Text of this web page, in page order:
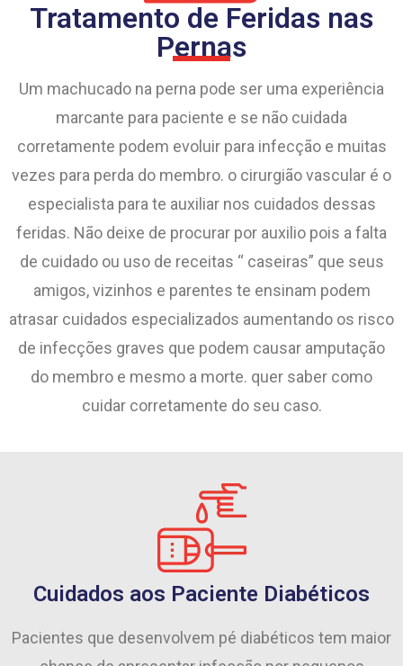
Tratamento de Feridas nas
Pernas
Um machucado na perna pode ser uma experiência
marcante para paciente e se não cuidada
corretamente podem evoluir para infecção e muitas
vezes para perda do membro. o cirurgião vascular é o
especialista para te auxiliar nos cuidados dessas
feridas. Não deixe de procurar por auxilio pois a falta
de cuidado ou uso de receitas “ caseiras” que seus
amigos, vizinhos e parentes te ensinam podem
atrasar cuidados especializados aumentando os risco
de infecções graves que podem causar amputação
do membro e mesmo a morte. quer saber como
cuidar corretamente do seu caso.
Cuidados aos Paciente Diabéticos
Pacientes que desenvolvem pé diabéticos tem maior